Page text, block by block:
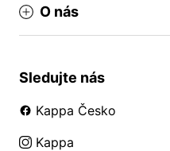
O nás
Sledujte nás
Kappa Česko
Kappa